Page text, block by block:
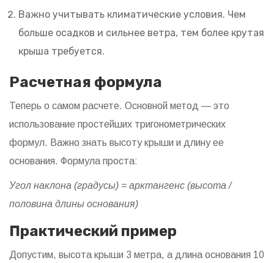
Важно учитывать климатические условия. Чем
больше осадков и сильнее ветра, тем более крутая
крыша требуется.
Расчетная формула
Теперь о самом расчете. Основной метод — это
использование простейших тригонометрических
формул. Важно знать высоту крыши и длину ее
основания. Формула проста:
Угол наклона (градусы) = арктангенс (высота /
половина длины основания)
Практический пример
Допустим, высота крыши 3 метра, а длина основания 10